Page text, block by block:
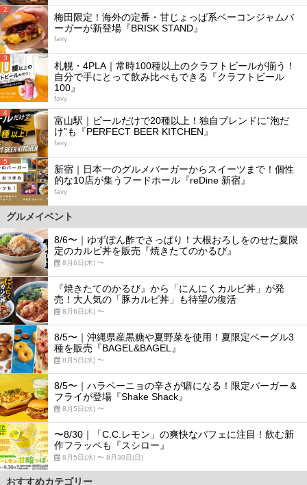
2
梅田限定！海外の定番・甘じょっぱ系ベーコンジャムバ
ーガーが新登場『BRISK STAND』
favy
3
札幌・4PLA｜常時100種以上のクラフトビールが揃う！
自分で手にとって飲み比べもできる『クラフトビール
100』
favy
4
富山駅｜ビールだけで20種以上！独自ブレンドに“泡だ
け”も『PERFECT BEER KITCHEN』
favy
5
新宿｜日本一のグルメバーガーからスイーツまで！個性
的な10店が集うフードホール『reDine 新宿』
favy
グルメイベント
8/6〜｜ゆずぽん酢でさっぱり！大根おろしをのせた夏限
定のカルビ丼を販売『焼きたてのかるび』
8月6日(木) 〜
『焼きたてのかるび』から「にんにくカルビ丼」が発
売！大人気の「豚カルビ丼」も待望の復活
8月6日(木) 〜
8/5〜｜沖縄県産黒糖や夏野菜を使用！夏限定ベーグル3
種を販売『BAGEL&BAGEL』
8月5日(水) 〜
8/5〜｜ハラペーニョの辛さが癖になる！限定バーガー＆
フライが登場『Shake Shack』
8月5日(水) 〜
〜8/30｜「C.C.レモン」の爽快なパフェに注目！飲む新
作フラッペも『スシロー』
8月5日(水) 〜 8月30日(日)
おすすめカテゴリー